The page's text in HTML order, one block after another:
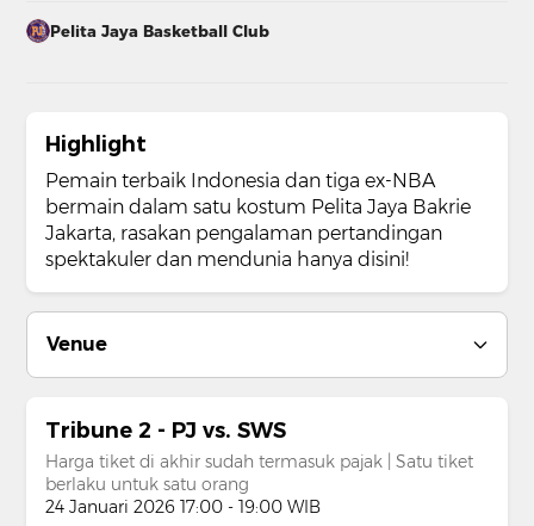
Pelita Jaya Basketball Club
Highlight
Pemain terbaik Indonesia dan tiga ex-NBA
bermain dalam satu kostum Pelita Jaya Bakrie
Jakarta, rasakan pengalaman pertandingan
spektakuler dan mendunia hanya disini!
Venue
Tribune 2 - PJ vs. SWS
Harga tiket di akhir sudah termasuk pajak | Satu tiket
berlaku untuk satu orang
24 Januari 2026 17:00 - 19:00 WIB